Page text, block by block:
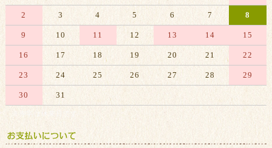
2 3 4 5 6 7 8
9 10 11 12 13 14 15
16 17 18 19 20 21 22
23 24 25 26 27 28 29
30 31
※赤字は休業日です